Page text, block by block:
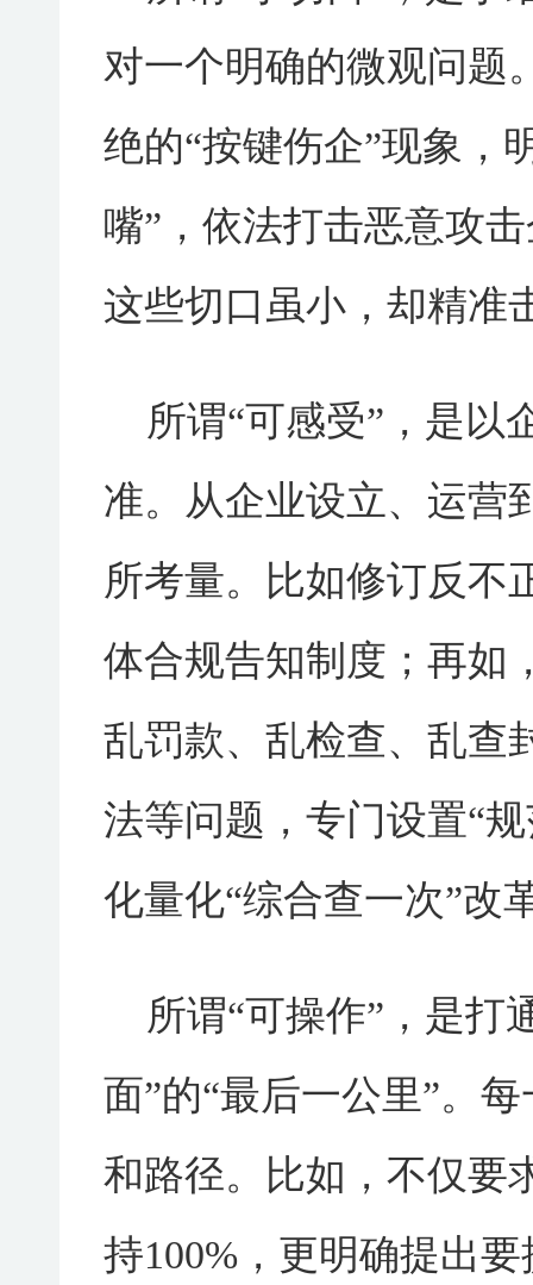
对一个明确的微观问题
绝的“按键伤企”现象，
嘴”，依法打击恶意攻
这些切口虽小，却精准
所谓“可感受”，是以
准。从企业设立、运营
所考量。比如修订反不
体合规告知制度；再如
乱罚款、乱检查、乱查
法等问题，专门设置“
化量化“综合查一次”改
所谓“可操作”，是打
面”的“最后一公里”。
和路径。比如，不仅要
持100%，更明确提出